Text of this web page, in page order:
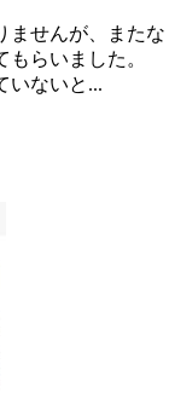
ませんが、またな
らいました。
いないと...